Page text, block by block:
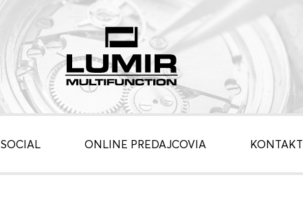
SOCIAL ONLINE PREDAJCOVIA KONTAKT